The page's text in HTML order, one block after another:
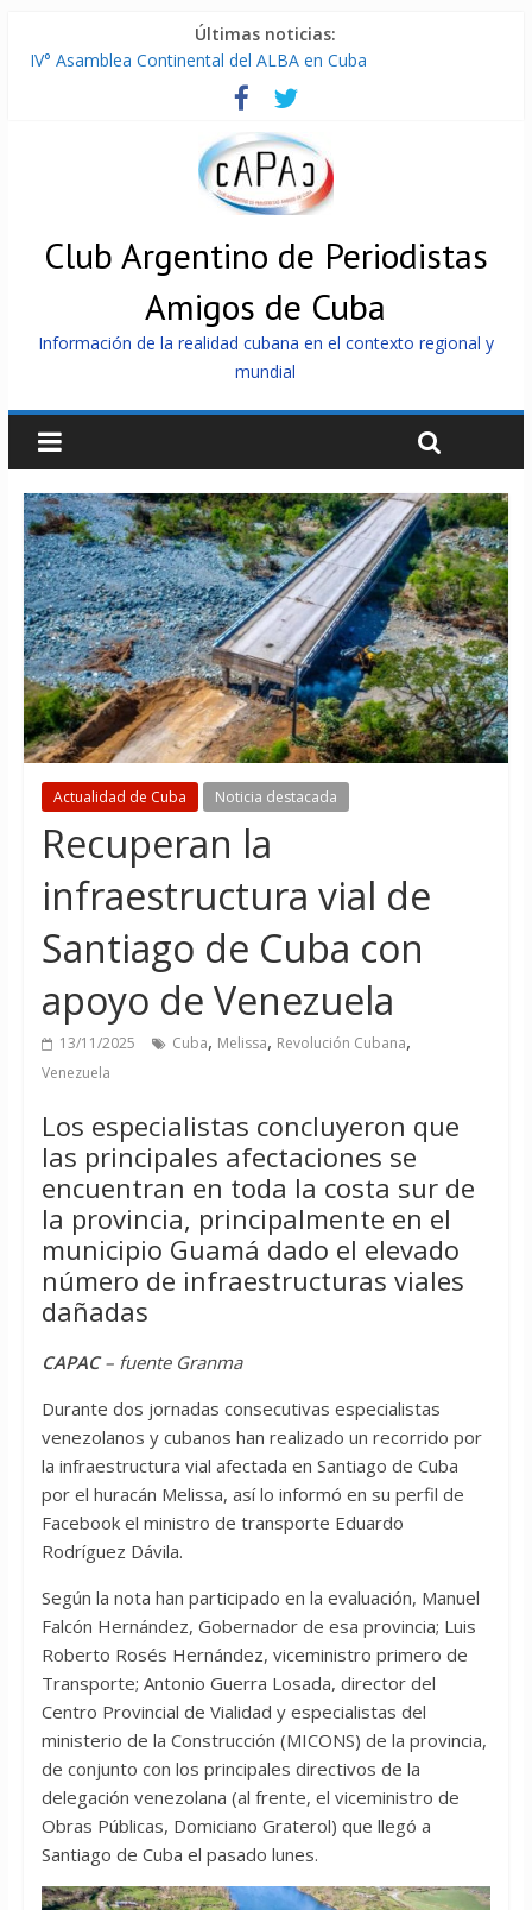
Últimas noticias:
IV° Asamblea Continental del ALBA en Cuba
ONU gestiona con “varios países interesados” envío de
Cuba, la «Gaza silenciosa»
Encuentro de Partidos Comunistas y Obreros en Cuba
China envía a Cuba sistemas 5.000 fotovoltaicos
Club Argentino de Periodistas
Amigos de Cuba
Información de la realidad cubana en el contexto regional y
mundial
Actualidad de Cuba Noticia destacada
Recuperan la
infraestructura vial de
Santiago de Cuba con
apoyo de Venezuela
13/11/2025 Cuba, Melissa, Revolución Cubana,
Venezuela
Los especialistas concluyeron que
las principales afectaciones se
encuentran en toda la costa sur de
la provincia, principalmente en el
municipio Guamá dado el elevado
número de infraestructuras viales
dañadas
CAPAC– fuente Granma
Durante dos jornadas consecutivas especialistas
venezolanos y cubanos han realizado un recorrido por
la infraestructura vial afectada en Santiago de Cuba
por el huracán Melissa, así lo informó en su perfil de
Facebook el ministro de transporte Eduardo
Rodríguez Dávila.
Según la nota han participado en la evaluación, Manuel
Falcón Hernández, Gobernador de esa provincia; Luis
Roberto Rosés Hernández, viceministro primero de
Transporte; Antonio Guerra Losada, director del
Centro Provincial de Vialidad y especialistas del
ministerio de la Construcción (MICONS) de la provincia,
de conjunto con los principales directivos de la
delegación venezolana (al frente, el viceministro de
Obras Públicas, Domiciano Graterol) que llegó a
Santiago de Cuba el pasado lunes.